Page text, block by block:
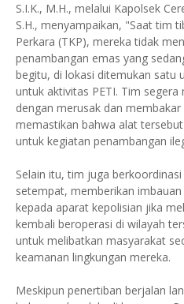
S.I.K., M.H., melalui Kapolsek
S.H., menyampaikan, "Saat tim
Perkara (TKP), mereka tidak
penambangan emas yang
begitu, di lokasi ditemukan satu
untuk aktivitas PETI. Tim
dengan merusak dan
memastikan bahwa alat
untuk kegiatan penambangan
Selain itu, tim juga
setempat, memberikan
kepada aparat kepolisian jika
kembali beroperasi di wilayah
untuk melibatkan masyarakat
keamanan lingkungan mereka.
Meskipun penertiban berjalan